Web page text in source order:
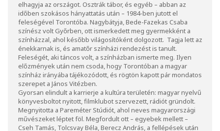
elhagyja az országot. Osztrák tábor, és egyéb – abban az
időben szokásos hányattatás után – 1984-ben jutott el
feleségével Torontóba. Nagybátyja, Bede-Fazekas Csaba
színész volt Győrben, ott ismerkedett meg gyermekként a
színházzal, ahol később világosítóként dolgozott. Tagja lett az
énekkarnak is, és amatőr színházi rendezést is tanult.
Feleségét, aki táncos volt, a színházban ismerte meg. Ilyen
előzmények után nem csoda, hogy Torontóban a magyar
színház irányába tájékozódott, és rögtön kapott pár mondatos
szerepet a János Vitézben.
Gyorsan elindult a karrierje a kultúra területén: magyar nyelvű
könyvesboltot nyitott, filmklubot szervezett, rádiót gründolt.
Megnyitotta a Pareméter Stúdiót, ahol neves magyarországi
művészeket léptet föl. Megfordult ott – egyebek mellett –
Cseh Tamás, Tolcsvay Béla, Berecz András, a fellépések után